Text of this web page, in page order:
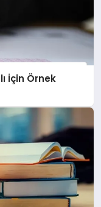
İçin Örnek